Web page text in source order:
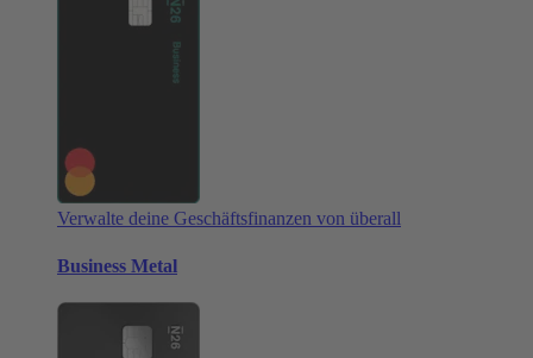
Verwalte deine Geschäftsfinanzen von überall
Business Metal